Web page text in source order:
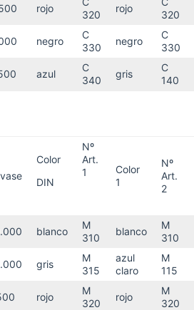
rojo
320
rojo
320
negro
C
330
negro
C
330
azul
C
340
gris
C
140
Color
DIN
Nº
Art.
1
Color
1
Nº
Art.
2
blanco
M
310
blanco
M
310
gris
M
315
azul
claro
M
115
rojo
M
320
rojo
M
320